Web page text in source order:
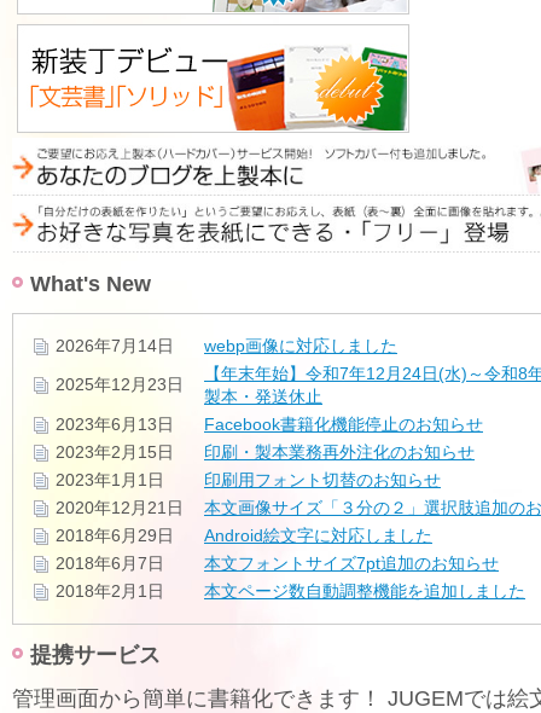
What's New
2026年7月14日
webp画像に対応しました
2025年12月23日
【年末年始】令和7年12月24日(水)～令和8
製本・発送休止
2023年6月13日
Facebook書籍化機能停止のお知らせ
2023年2月15日
印刷・製本業務再外注化のお知らせ
2023年1月1日
印刷用フォント切替のお知らせ
2020年12月21日
本文画像サイズ「３分の２」選択肢追加の
2018年6月29日
Android絵文字に対応しました
2018年6月7日
本文フォントサイズ7pt追加のお知らせ
2018年2月1日
本文ページ数自動調整機能を追加しました
提携サービス
管理画面から簡単に書籍化できます！ JUGEMでは絵